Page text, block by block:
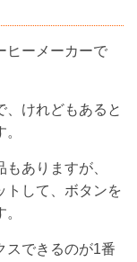
ヒーメーカーで
、けれどもあると
ありますが、
トして、ボタンを
スできるのが1番